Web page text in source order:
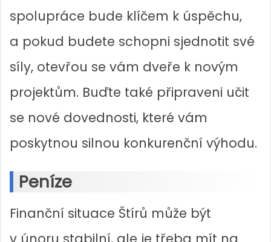
spolupráce bude klíčem k úspěchu,
a pokud budete schopni sjednotit své
síly, otevřou se vám dveře k novým
projektům. Buďte také připraveni učit
se nové dovednosti, které vám
poskytnou silnou konkurenční výhodu.
Peníze
Finanční situace Štírů může být
v únoru stabilní, ale je třeba mít na